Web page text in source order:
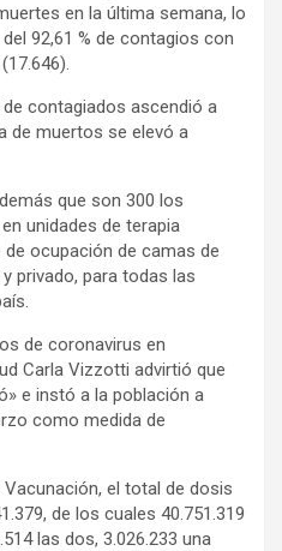
en la última semana, lo
92,61 % de contagios con
contagiados ascendió a
de muertos se elevó a
que son 300 los
unidades de terapia
ocupación de camas de
privado, para todas las
de coronavirus en
Carla Vizzotti advirtió que
e instó a la población a
como medida de
el total de dosis
de los cuales 40.751.319
las dos, 3.026.233 una